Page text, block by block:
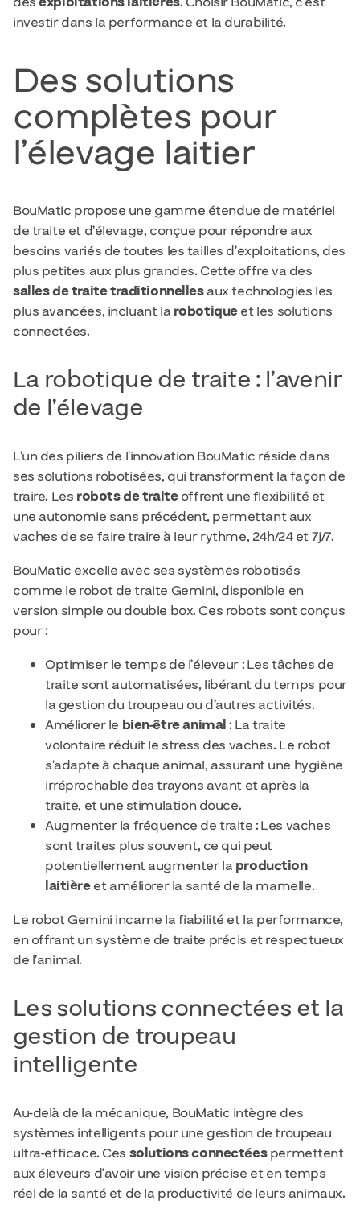
investir dans la performance et la durabilité.
Des solutions
complètes pour
l’élevage laitier
BouMatic propose une gamme étendue de matériel
de traite et d’élevage, conçue pour répondre aux
besoins variés de toutes les tailles d’exploitations, des
plus petites aux plus grandes. Cette offre va des
salles de traite traditionnellesaux technologies les
plus avancées, incluant la robotiqueet les solutions
connectées.
La robotique de traite : l’avenir
de l’élevage
L’un des piliers de l’innovation BouMatic réside dans
ses solutions robotisées, qui transforment la façon de
traire. Les robots de traiteoffrent une flexibilité et
une autonomie sans précédent, permettant aux
vaches de se faire traire à leur rythme, 24h/24 et 7j/7.
BouMatic excelle avec ses systèmes robotisés
comme le robot de traite Gemini, disponible en
version simple ou double box. Ces robots sont conçus
pour :
Optimiser le temps de l’éleveur : Les tâches de
traite sont automatisées, libérant du temps pour
la gestion du troupeau ou d’autres activités.
Améliorer le bien-être animal: La traite
volontaire réduit le stress des vaches. Le robot
s’adapte à chaque animal, assurant une hygiène
irréprochable des trayons avant et après la
traite, et une stimulation douce.
Augmenter la fréquence de traite : Les vaches
sont traites plus souvent, ce qui peut
potentiellement augmenter la production
laitièreet améliorer la santé de la mamelle.
Le robot Gemini incarne la fiabilité et la performance,
en offrant un système de traite précis et respectueux
de l’animal.
Les solutions connectées et la
gestion de troupeau
intelligente
Au-delà de la mécanique, BouMatic intègre des
systèmes intelligents pour une gestion de troupeau
ultra-efficace. Ces solutions connectéespermettent
aux éleveurs d’avoir une vision précise et en temps
réel de la santé et de la productivité de leurs animaux.